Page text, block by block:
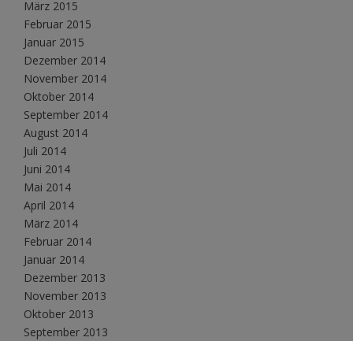
März 2015
Februar 2015
Januar 2015
Dezember 2014
November 2014
Oktober 2014
September 2014
August 2014
Juli 2014
Juni 2014
Mai 2014
April 2014
März 2014
Februar 2014
Januar 2014
Dezember 2013
November 2013
Oktober 2013
September 2013